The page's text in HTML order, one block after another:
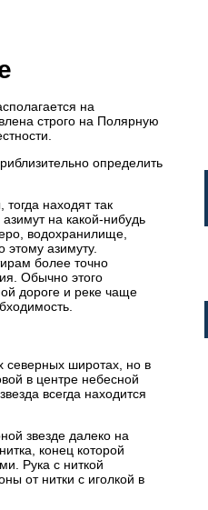
на
строго на Полярную
определить
находят так
на какой-нибудь
водохранилище,
азимуту.
более точно
Обычно этого
дороге и реке чаще
северных широтах, но в
в центре небесной
всегда находится
звезде далеко на
конец которой
Рука с ниткой
от нитки с иголкой в